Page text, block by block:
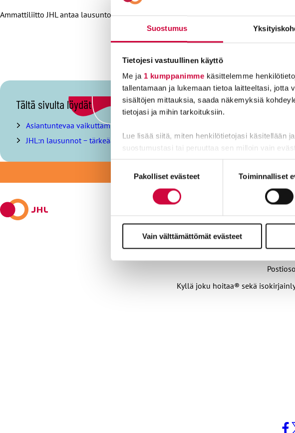
Suostumus
Tietojesi vastuullinen käyttö
Me ja 1 kumppanimme käsittelemme
tallentamaan ja lukemaan tietoa laitteeltasi, jotta
sisältöjen mittauksia, saada näkemyksiä
tietojasi ja mihin tarkoituksiin.
Lue lisää siitä, miten henkilötietojasi käsitellään
suostumustasi tai peruuttaa sen milloin vain
Evästeistä osa on välttämättömiä, osa sivuston
Suostumuksen
Pakolliset evästeet Toiminnalliset
Vain välttämättömät evästeet
Ammattiliitto JHL antaa lausuntoja eri päättäjätahoille yhteiskunnallisista asioista,
O
h
i
t
a
i
ä
l
s
Tältä sivulta löydät
Asiantuntevaa vaikuttamista
JHL:n lausunnot − tärkeää vaikuttamista
LIITY
Kyllä joku hoitaa® sekä